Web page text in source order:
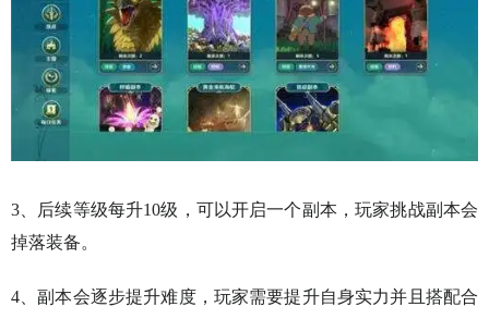
3、后续等级每升10级，可以开启一个副本，玩家挑战副本会
掉落装备。
4、副本会逐步提升难度，玩家需要提升自身实力并且搭配合